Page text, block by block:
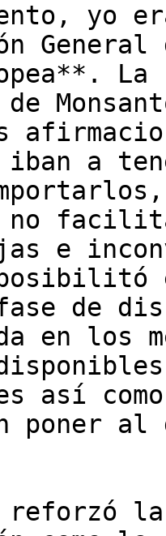
yo
de
iban a
e
fase de
en los
así
poner
la